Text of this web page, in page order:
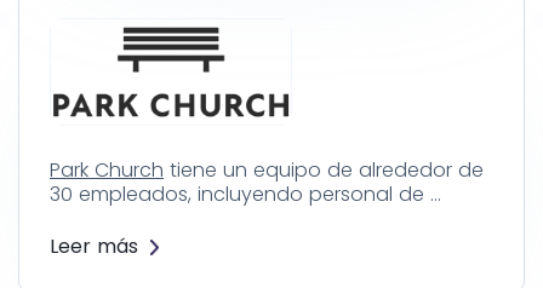
Park Church tiene un equipo de alrededor de
30 empleados, incluyendo personal de …
Leer más